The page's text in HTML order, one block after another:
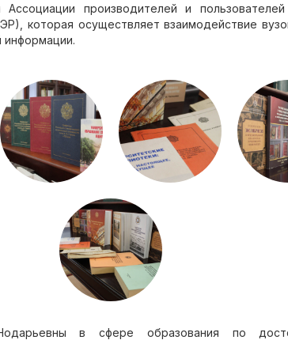
производителей и пользователей
которая осуществляет взаимодействие
информации.
в сфере образования по